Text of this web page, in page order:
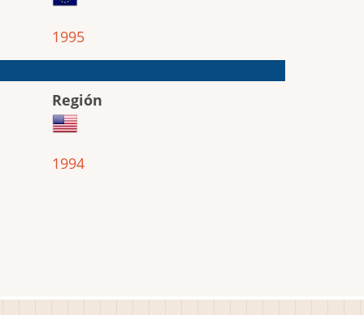
1995
Región
1994